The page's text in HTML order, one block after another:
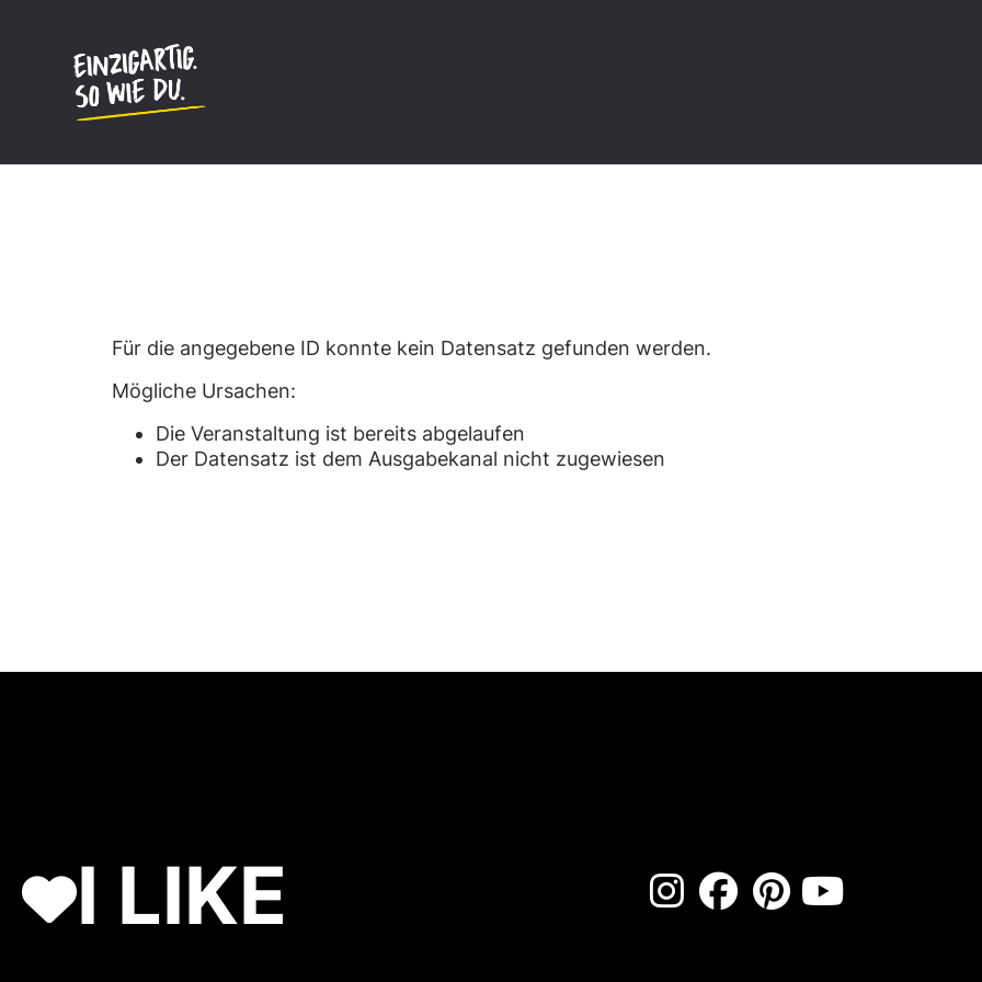
Für die angegebene ID konnte kein Datensatz gefunden werden.
Mögliche Ursachen:
Die Veranstaltung ist bereits abgelaufen
Der Datensatz ist dem Ausgabekanal nicht zugewiesen
I LIKE